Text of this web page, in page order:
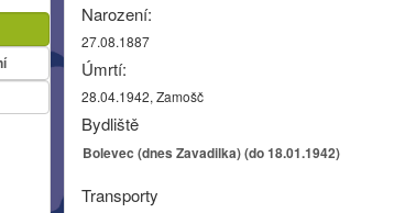
Narození:
27.08.1887
Úmrtí:
28.04.1942, Zamošč
Bydliště
Bolevec (dnes Zavadilka) (do 18.01.1942)
Transporty